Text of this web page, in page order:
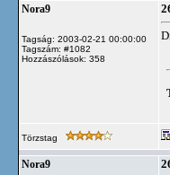
Nora9
Tagság: 2003-02-21 00:00:00
Tagszám: #1082
Hozzászólások: 358
Törzstag
Nora9